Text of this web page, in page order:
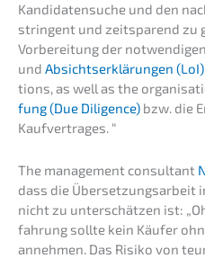
Kandi­da­ten­su­che und den
strin­gent und zeitspa­rend zu
Vorbe­rei­tung der
und Absichts­er­klä­run­gen (LoI)
ti­ons, as well as the
fung (Due Diligence) bzw. die
Kaufvertrages. “
The manage­ment consul­tant
dass die Überset­zungs­ar­beit
nicht zu unter­schät­zen ist:
fah­rung sollte kein Käufer
anneh­men. Das Risiko von